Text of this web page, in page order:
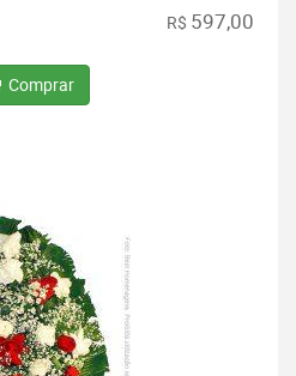
R$ 597,00
Comprar